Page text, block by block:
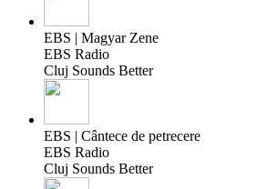
EBS | Magyar Zene
EBS Radio
Cluj Sounds Better
EBS | Cântece de petrecere
EBS Radio
Cluj Sounds Better